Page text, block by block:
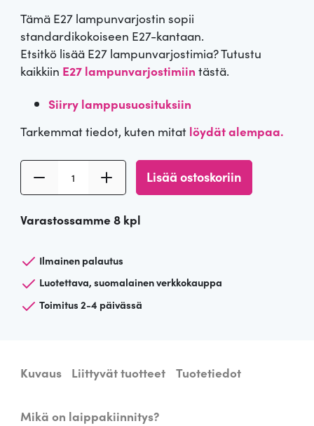
Tämä E27 lampunvarjostin sopii
standardikokoiseen E27-kantaan.
Etsitkö lisää E27 lampunvarjostimia? Tutustu
kaikkiin E27 lampunvarjostimiin tästä.
Siirry lamppusuosituksiin
Tarkemmat tiedot, kuten mitat löydät alempaa.
t
l
m
p
a
j
Lisää ostoskoriin
Varastossamme 8 kpl
Ilmainen palautus
Luotettava, suomalainen verkkokauppa
Toimitus 2-4 päivässä
Kuvaus Liittyvät tuotteet Tuotetiedot
Mikä on laippakiinnitys?